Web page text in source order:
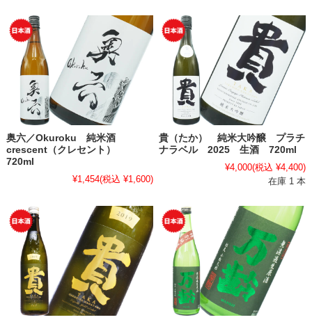
奥六／Okuroku 純米酒
crescent（クレセント）
720ml
¥1,454(税込 ¥1,600)
貴（たか） 純米大吟醸 プラチ
ナラベル 2025 生酒 720ml
¥4,000(税込 ¥4,400)
在庫 1 本